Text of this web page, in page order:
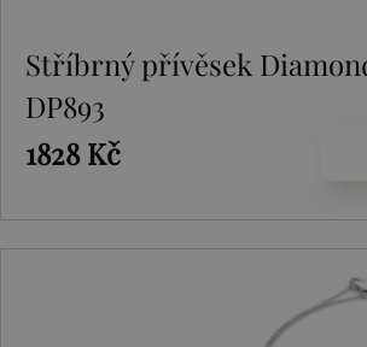
Stříbrný přívěsek
DP893
1828 Kč